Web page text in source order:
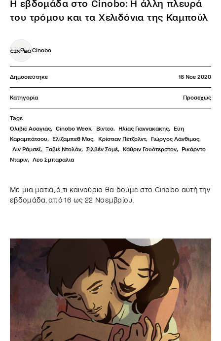
Η εβδομάδα στο Cinobo: Η άλλη πλευρά
του τρόμου και τα Χελιδόνια της Καμπούλ
Cinobo
Δημοσιεύτηκε 16 Νοε 2020
Κατηγορία Προσεχώς
Tags
Ολιβιέ Ασαγιάς, Cinobo Week, Βίντεο, Ηλίας Γιαννακάκης,
Εύη
Καραμπάτσου, Ελίζαμπεθ Μος, Κρίστιαν Πέτζολντ, Γιώργος Λάνθιμος,
Λιν Ράμσεϊ, Ξαβιέ Ντολάν, Σιλβέν Σομέ, Κάθριν Γουότερστον,
Ρικάρντο
Νταρίν, Λέο Σμπαράλια
Με μια ματιά, ό,τι καινούριο θα δούμε στο Cinobo αυτή την
εβδομάδα, από 16 ως 22 Νοεμβρίου.